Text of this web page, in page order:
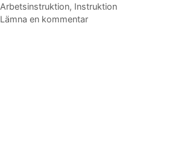
Etiketter
Arbetsinstruktion, Instruktion
Lämna en kommentar